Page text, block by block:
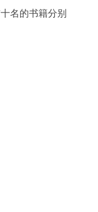
名的书籍分别